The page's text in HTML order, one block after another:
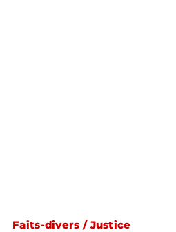
Faits-divers / Justice